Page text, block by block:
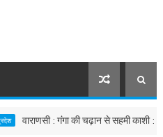
वाराणसी : गंगा की चढ़ान से सहमी काशी : छूने